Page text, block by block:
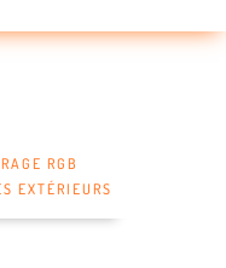
RGB
EXTÉRIEURS